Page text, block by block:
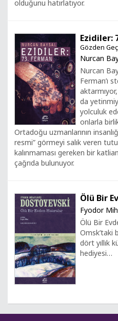
olduğunu hatırlatıyor.
Ezidiler:
Gözden
Nurcan
Nurcan
Ferman’ı
da
yolculuk
onlarla
Ortadoğu uzmanlarının
resmi” görmeyi salık veren
kalınmaması gereken bir
çağrıda bulunuyor.
Ölü Bir
Fyodor
Ölü Bir
Omsk’taki
dört yıllık
hediyesi…